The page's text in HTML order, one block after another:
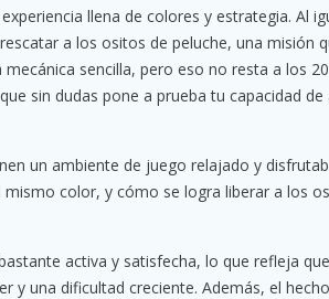
llena de colores y estrategia. Al
a los ositos de peluche, una misión
sencilla, pero eso no resta a los
sin dudas pone a prueba tu capacidad
un ambiente de juego relajado y
color, y cómo se logra liberar a los
activa y satisfecha, lo que refleja
y una dificultad creciente. Además, el